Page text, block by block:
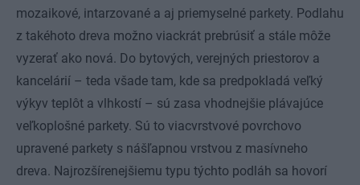
mozaikové, intarzované a aj priemyselné parkety. Podlahu
z takéhoto dreva možno viackrát prebrúsiť a stále môže
vyzerať ako nová. Do bytových, verejných priestorov a
kancelárií – teda všade tam, kde sa predpokladá veľký
výkyv teplôt a vlhkostí – sú zasa vhodnejšie plávajúce
veľkoplošné parkety. Sú to viacvrstvové povrchovo
upravené parkety s nášľapnou vrstvou z masívneho
dreva. Najrozšírenejšiemu typu týchto podláh sa hovorí